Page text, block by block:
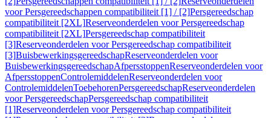
voor Persgereedschappen compatibiliteit [1] / [2]Persgereedschap
compatibiliteit [2XL]Reserveonderdelen voor Persgereedschap
compatibiliteit [2XL]Persgereedschap compatibiliteit
[3]Reserveonderdelen voor Persgereedschap compatibiliteit
[3]BuisbewerkingsgereedschapReserveonderdelen voor
BuisbewerkingsgereedschapAfpersstoppenReserveonderdelen voor
AfpersstoppenControlemiddelenReserveonderdelen voor
ControlemiddelenToebehorenPersgereedschapReserveonderdelen
voor PersgereedschapPersgereedschap compatibiliteit
[1]Reserveonderdelen voor Persgereedschap compatibiliteit